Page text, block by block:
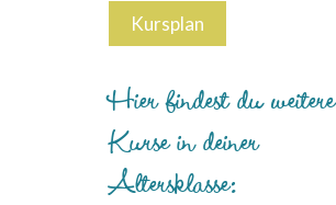
Kursplan
Hier findest du weitere
Kurse in deiner
Altersklasse: